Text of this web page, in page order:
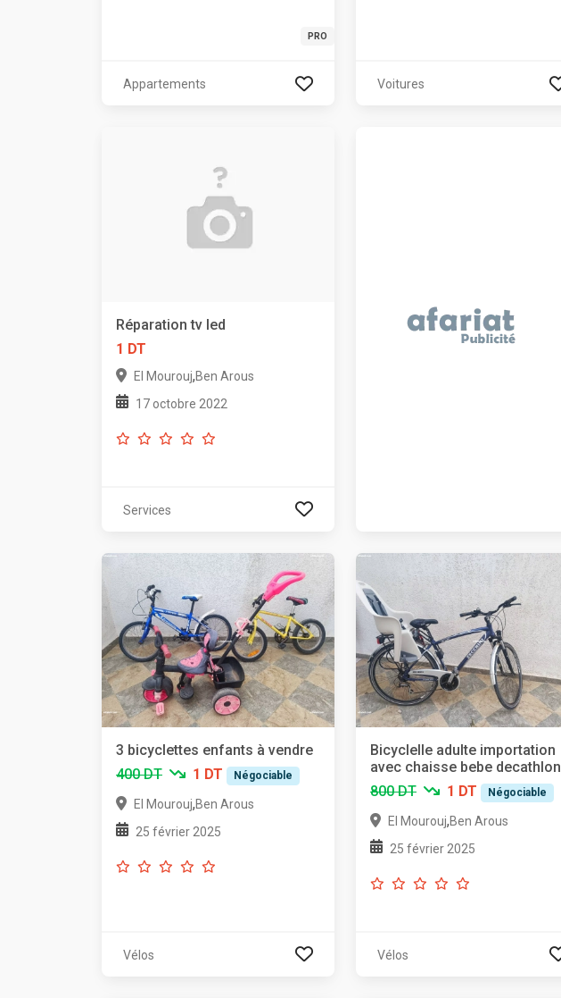
PRO
Appartements Voitures
Réparation tv led
1 DT
El Mourouj,Ben Arous
17 octobre 2022
Services
3 bicyclettes enfants à vendre
400 DT
1 DT Négociable
El Mourouj,Ben Arous
25 février 2025
Vélos
Bicyclelle adulte importation
avec chaisse bebe decathlon
800 DT
1 DT Négociable
El Mourouj,Ben Arous
25 février 2025
Vélos